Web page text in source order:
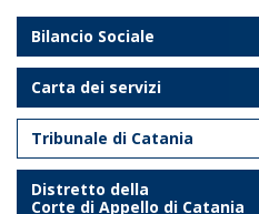
Bilancio Sociale
Carta dei servizi
Tribunale di Catania
Distretto della
Corte di Appello di Catania